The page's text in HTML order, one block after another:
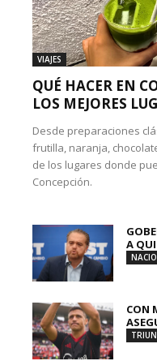
VIAJES
QUÉ HACER EN
LOS MEJORES
Desde preparaciones
frutilla, naranja,
de los lugares donde
Concepción.
A
CON